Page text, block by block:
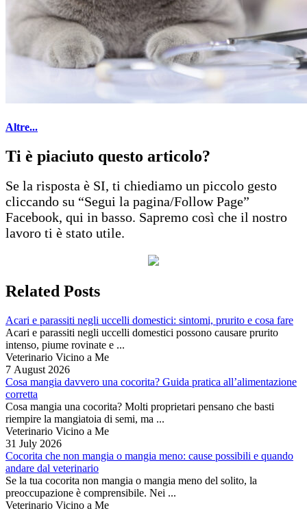
Altre...
Ti è piaciuto questo articolo?
Se la risposta è SI, ti chiediamo un piccolo gesto
cliccando su “Segui la pagina/Follow Page”
Facebook, qui in basso. Sapremo così che il nostro
lavoro ti è stato utile.
Related Posts
Acari e parassiti negli uccelli domestici: sintomi, prurito e cosa fare
Acari e parassiti negli uccelli domestici possono causare prurito
intenso, piume rovinate e ...
Veterinario Vicino a Me
7 August 2026
Cosa mangia davvero una cocorita? Guida pratica all’alimentazione
corretta
Cosa mangia una cocorita? Molti proprietari pensano che basti
riempire la mangiatoia di semi, ma ...
Veterinario Vicino a Me
31 July 2026
Cocorita che non mangia o mangia meno: cause possibili e quando
andare dal veterinario
Se la tua cocorita non mangia o mangia meno del solito, la
preoccupazione è comprensibile. Nei ...
Veterinario Vicino a Me